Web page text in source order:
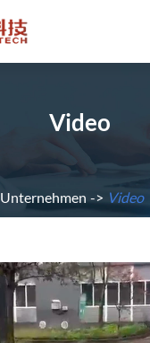
Video
Unternehmen Video